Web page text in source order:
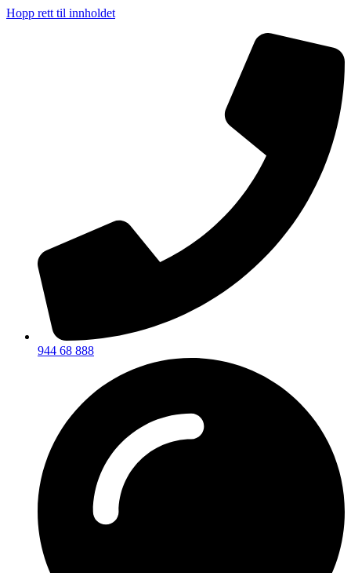
Hopp rett til innholdet
944 68 888